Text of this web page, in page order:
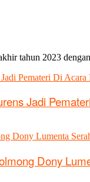
tahun 2023
Jadi
Dony